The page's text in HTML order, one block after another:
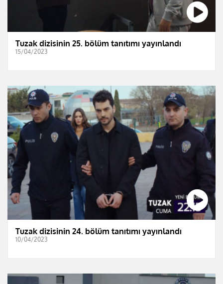
Tuzak dizisinin 25. bölüm tanıtımı yayınlandı
15/04/2023
Tuzak dizisinin 24. bölüm tanıtımı yayınlandı
10/04/2023